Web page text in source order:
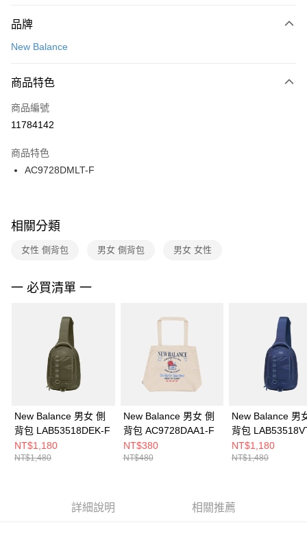
台灣樂天信用卡公司
【關於「AFTEE先享後付」】
便利好安心！
３．安心：先確認商品／服務後，再付款。
【「AFTEE先享後付」結帳流程】
１．於結帳方式選擇「AFTEE先享後付」後，將跳轉至「AFTEE先享後付」
２．訂單成立數日內，您將收到繳費通知簡訊。
３．收到繳費通知簡訊後14天內，點擊此簡訊中的連結，可透過四大超商／
ATM／網路銀行／等多元方式進行付款，方視為交易完成。
※ 交易是否成功請以「AFTEE先享後付 」之結帳頁面顯示為準，若有關於
是否繳費成功／繳費後需取消欲退款等相關疑問，請聯繫「AFTEE先享後付
客戶支援中心」
https://netprotections.freshdesk.com/support/home
１．透過由恩沛科技股份有限公司提供之「AFTEE先享後付」服務完成之交
易，需依本服務之必要範圍內提供個人資料，並將交易相關給付款項請求債
２．關於個人資料處理事宜，請瀏覽以下網址：
https://aftee.tw/terms/#terms3
３．未成年的使用者請事先徵得法定代理人或監護人之同意方可使用
「AFTEE先享後付」，若未經同意申辦者引起之損失，本公司不負相關責
４．使用「AFTEE先享後付」時，將依據個別帳號之用戶狀況，依本公司即
時審查核予不同之上限額度；若仍有額度不足之情形，本公司將視審查結果
５．嚴禁一人註冊多個帳號或使用他人資訊註冊。若發現惡意使用之情形，
恩沛科技股份有限公司將有權停止該用戶之使用額度並採取法律行動。
運送方式
每筆NT$100，滿NT$1,500(含以上)免運費
宅配
每筆NT$100，滿NT$1,500(含以上)免運費
付款後門市自取
每筆NT$100，滿NT$1,500(含以上)免運費
品牌
New Balance
商品特色
商品編號
11784142
商品特色
AC9728DMLT-F
相關分類
女性 側背包 男女 側背包 男女 女性
一 必買清單 一
New Balance 男女 側
背包 LAB53518DEK-F
NT$1,180
NT$1,480
New Balance 男女 側
背包 AC9728DAA1-F
NT$380
NT$480
New Balance 男
背包
NT$1,180
NT$1,480
詳細說明 相關推薦